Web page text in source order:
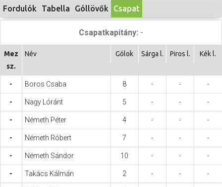
Szabadidő
Hasznos
Fordulók Tabella Góllövők Csapat
Csapatkapitány: -
Mez
sz.
Név Gólok Sárga l. Piros l. Kék l.
- Boros Csaba 8 - - -
- Nagy Lóránt 5 - - -
- Németh Péter 4 - - -
- Németh Róbert 7 - - -
- Németh Sándor 10 - - -
- Takács Kálmán 2 - - -